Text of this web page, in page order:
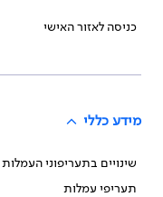
כניסה לאזור האישי
מידע כללי
שינויים בתעריפוני העמלות
תעריפי עמלות